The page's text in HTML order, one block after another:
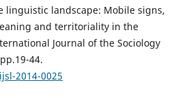
linguistic landscape: Mobile signs,
and territoriality in the
Journal of the Sociology
44.
2014-0025